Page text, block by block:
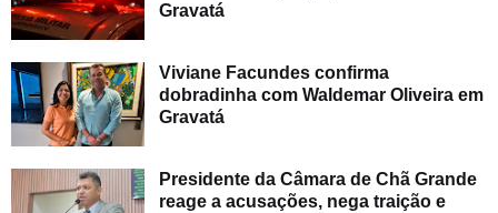
Gravatá
Viviane Facundes confirma
dobradinha com Waldemar Oliveira em
Gravatá
Presidente da Câmara de Chã Grande
reage a acusações, nega traição e